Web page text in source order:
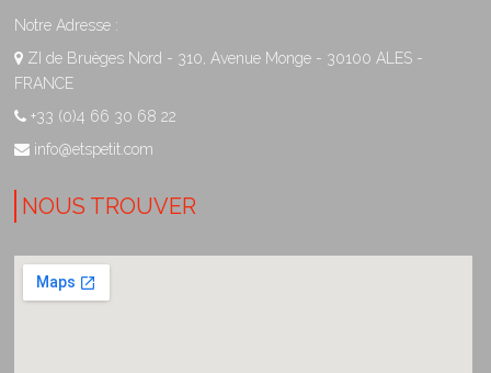
Notre Adresse :
ZI de Bruèges Nord - 310, Avenue Monge - 30100 ALES -
FRANCE
+33 (0)4 66 30 68 22
info@etspetit.com
NOUS TROUVER